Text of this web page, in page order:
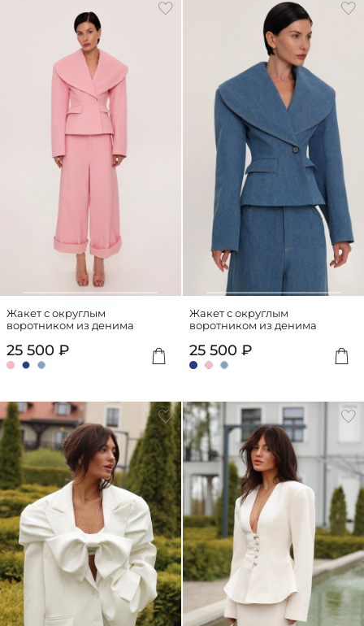
Жакет с округлым
воротником из денима
25 500 ₽
Жакет с округлым
воротником из денима
25 500 ₽